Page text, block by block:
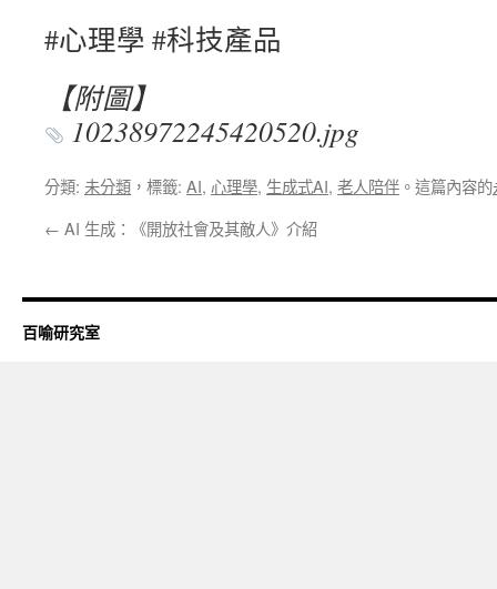
#心理學 #科技產品
【附圖】
10238972245420520.jpg
分類: 未分類 ，標籤: AI, 心理學, 生成式AI, 老人陪伴 。這篇內容的
← AI 生成：《開放社會及其敵人》介紹
百喻研究室